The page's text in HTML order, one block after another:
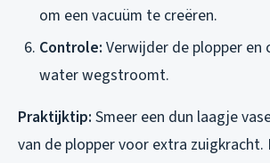
om een vacuüm te creëren.
Controle: Verwijder de plopper en
water wegstroomt.
Praktijktip: Smeer een dun laagje
van de plopper voor extra